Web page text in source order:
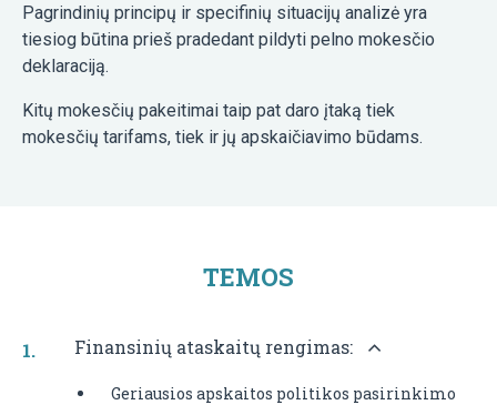
Pagrindinių principų ir specifinių situacijų analizė yra
tiesiog būtina prieš pradedant pildyti pelno mokesčio
deklaraciją.
Kitų mokesčių pakeitimai taip pat daro įtaką tiek
mokesčių tarifams, tiek ir jų apskaičiavimo būdams.
TEMOS
Finansinių ataskaitų rengimas:
Geriausios apskaitos politikos pasirinkimo